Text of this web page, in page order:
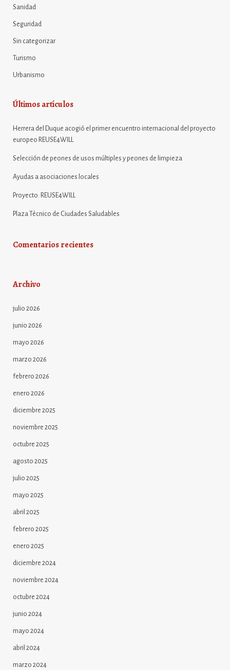
Sanidad
Seguridad
Sin categorizar
Turismo
Urbanismo
Últimos artículos
Herrera del Duque acogió el primer encuentro internacional del proyecto
europeo REUSE4WILL
Selección de peones de usos múltiples y peones de limpieza
Ayudas a asociaciones locales
Proyecto: REUSE4WILL
Plaza Técnico de Ciudades Saludables
Comentarios recientes
Archivo
julio 2026
junio 2026
mayo 2026
marzo 2026
febrero 2026
enero 2026
diciembre 2025
noviembre 2025
octubre 2025
agosto 2025
julio 2025
mayo 2025
abril 2025
febrero 2025
enero 2025
diciembre 2024
noviembre 2024
octubre 2024
junio 2024
mayo 2024
abril 2024
marzo 2024